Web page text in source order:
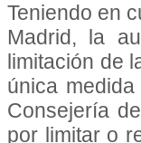
Teniendo en
Madrid, la
limitación de
única
Consejería
por limitar o